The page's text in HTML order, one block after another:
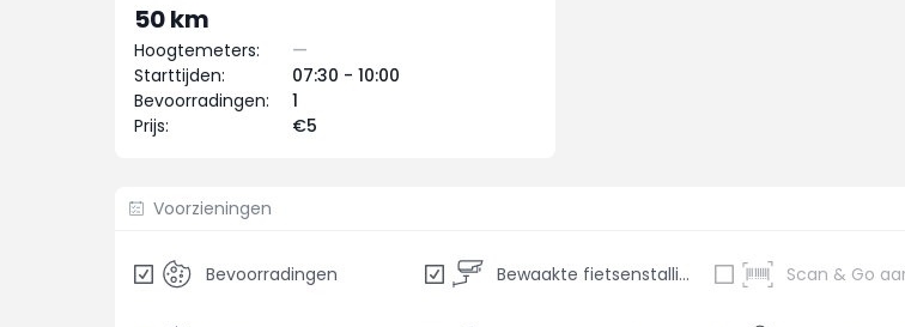
50 km
Hoogtemeters:
—
Starttijden:
07:30 - 10:00
Bevoorradingen:
1
Prijs:
€5
Voorzieningen
Bevoorradingen Bewaakte fietsenstalling Scan & Go